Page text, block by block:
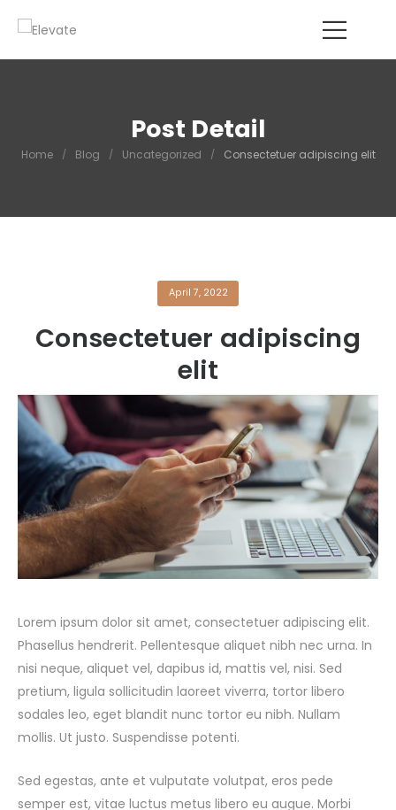
Post Detail
Home / Blog / Uncategorized / Consectetuer adipiscing elit
April 7, 2022
Consectetuer adipiscing
elit
Lorem ipsum dolor sit amet, consectetuer adipiscing elit.
Phasellus hendrerit. Pellentesque aliquet nibh nec urna. In
nisi neque, aliquet vel, dapibus id, mattis vel, nisi. Sed
pretium, ligula sollicitudin laoreet viverra, tortor libero
sodales leo, eget blandit nunc tortor eu nibh. Nullam
mollis. Ut justo. Suspendisse potenti.
Sed egestas, ante et vulputate volutpat, eros pede
semper est, vitae luctus metus libero eu augue. Morbi